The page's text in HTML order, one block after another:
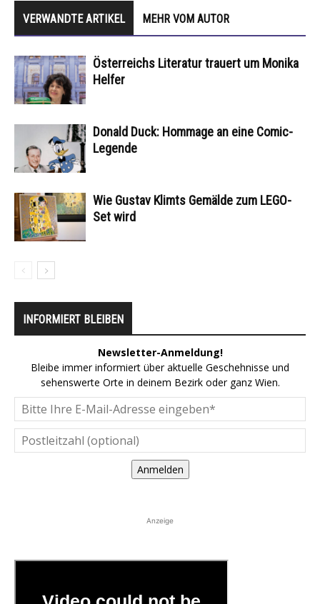
VERWANDTE ARTIKEL MEHR VOM AUTOR
Österreichs Literatur trauert um Monika
Helfer
Donald Duck: Hommage an eine Comic-
Legende
Wie Gustav Klimts Gemälde zum LEGO-
Set wird
INFORMIERT BLEIBEN
Newsletter-Anmeldung!
Bleibe immer informiert über aktuelle Geschehnisse und
sehenswerte Orte in deinem Bezirk oder ganz Wien.
Anmelden
Anzeige